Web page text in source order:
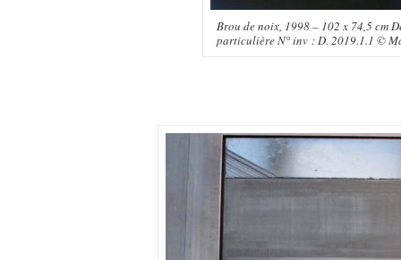
Brou de noix, 1998 – 102 x 74,5 cm
particulière N° inv : D. 2019.1.1 ©